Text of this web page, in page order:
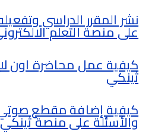
نشر المقرر الدراسي
على منصة التعلم
كيفية عمل محاضرة اون
ثينكي
كيفية إضافة مقطع صوتي
والأسئلة على منصة ثينكي